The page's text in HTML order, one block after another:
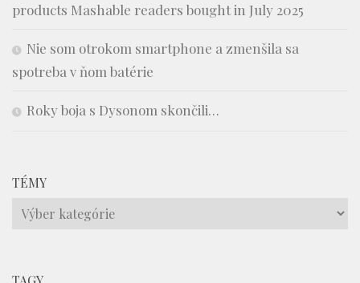
products Mashable readers bought in July 2025
Nie som otrokom smartphone a zmenšila sa
spotreba v ňom batérie
Roky boja s Dysonom skončili…
TÉMY
Témy